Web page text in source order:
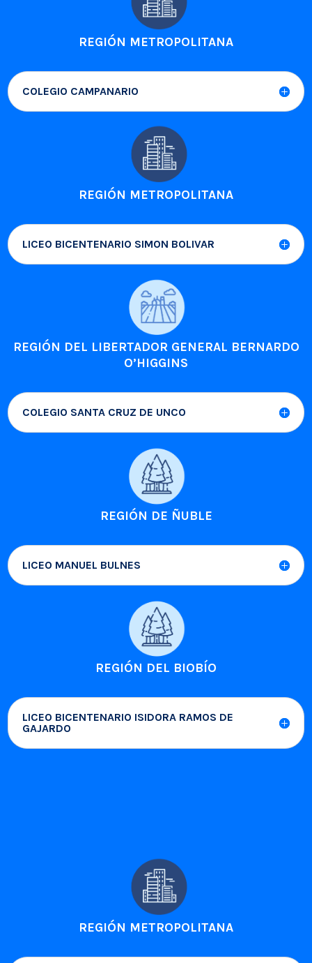
REGIÓN METROPOLITANA
COLEGIO CAMPANARIO
REGIÓN METROPOLITANA
LICEO BICENTENARIO SIMON BOLIVAR
REGIÓN DEL LIBERTADOR GENERAL BERNARDO
O’HIGGINS
COLEGIO SANTA CRUZ DE UNCO
REGIÓN DE ÑUBLE
LICEO MANUEL BULNES
REGIÓN DEL BIOBÍO
LICEO BICENTENARIO ISIDORA RAMOS DE
GAJARDO
REGIÓN METROPOLITANA